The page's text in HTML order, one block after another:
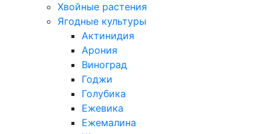
Хвойные растения
Ягодные культуры
Актинидия
Арония
Виноград
Годжи
Голубика
Ежевика
Ежемалина